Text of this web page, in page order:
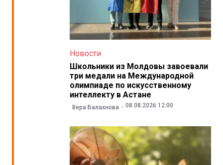
Новости
Школьники из Молдовы завоевали
три медали на Международной
олимпиаде по искусственному
интеллекту в Астане
Вера Балахнова 08.08.2026 12:00